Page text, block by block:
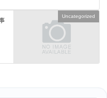
Uncategorized